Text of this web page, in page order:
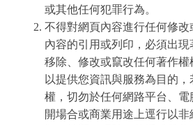
或其他任何犯罪行為。
不得對網頁內容進行任何修
內容的引用或列印，必須出
移除、修改或竄改任何著作權
以提供您資訊與服務為目的
權，切勿於任何網路平台、電
開場合或商業用途上逕行以